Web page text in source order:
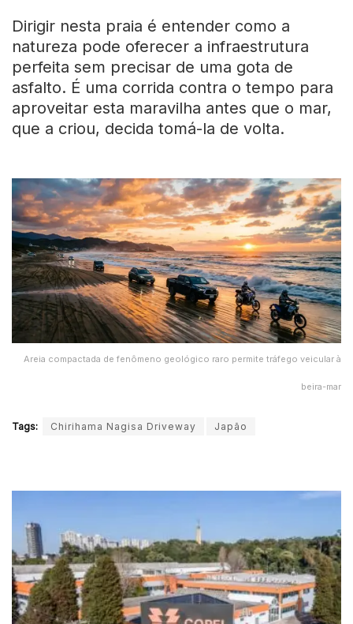
Dirigir nesta praia é entender como a
natureza pode oferecer a infraestrutura
perfeita sem precisar de uma gota de
asfalto. É uma corrida contra o tempo para
aproveitar esta maravilha antes que o mar,
que a criou, decida tomá-la de volta.
Areia compactada de fenômeno geológico raro permite tráfego veicular à
beira-mar
Tags: Chirihama Nagisa Driveway Japão